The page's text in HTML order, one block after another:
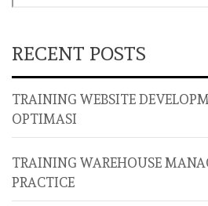
RECENT POSTS
TRAINING WEBSITE
OPTIMASI
TRAINING WAREHOUSE
PRACTICE